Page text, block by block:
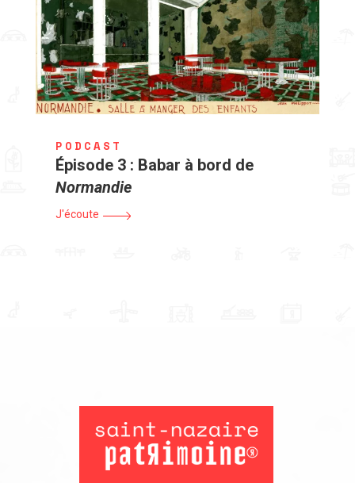
PODCAST
Épisode 3 : Babar à bord de
Normandie
J'écoute